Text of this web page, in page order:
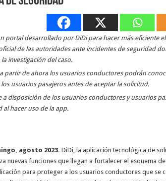
portal desarrollado por DiDi para hacer más eficiente
de las autoridades ante incidentes de seguridad
investigación del caso.
partir de ahora los usuarios conductores podrán
usuarios pasajeros antes de aceptar la solicitud.
a disposición de los usuarios conductores y usuarios
al hacer uso de la app.
agosto 2023. DiDi, la aplicación tecnológica de
nuevas funciones que llegan a fortalecer el esquema
para proteger a los usuarios conductores que se